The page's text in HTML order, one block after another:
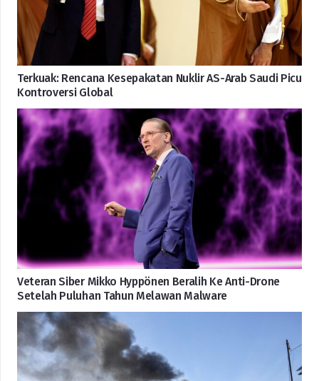
Terkuak: Rencana Kesepakatan Nuklir AS-Arab Saudi Picu
Kontroversi Global
Veteran Siber Mikko Hyppönen Beralih Ke Anti-Drone
Setelah Puluhan Tahun Melawan Malware